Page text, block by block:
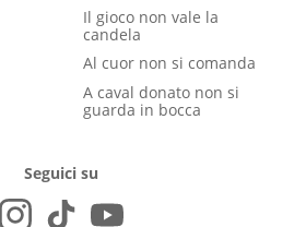
Il gioco non vale la
candela
Al cuor non si comanda
A caval donato non si
guarda in bocca
Seguici su